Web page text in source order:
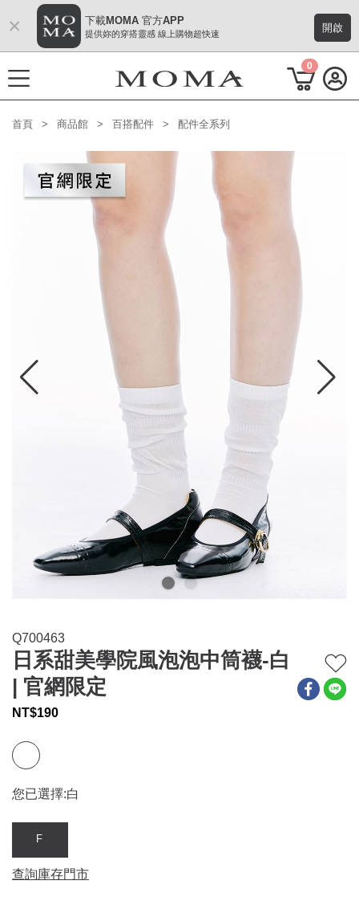
功能選單
M Plus AW 形象 與時間共存
連身系列
百搭配件
× 下載MOMA 官方APP
提供妳的穿搭靈感 線上購物超快速 開啟
0
首頁 商品館 百搭配件 配件全系列
Q700463
日系甜美學院風泡泡中筒襪-白
| 官網限定
NT$190
您已選擇:白
F
查詢庫存門市